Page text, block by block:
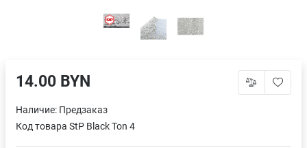
14.00 BYN
Наличие: Предзаказ
Код товара StP Black Ton 4